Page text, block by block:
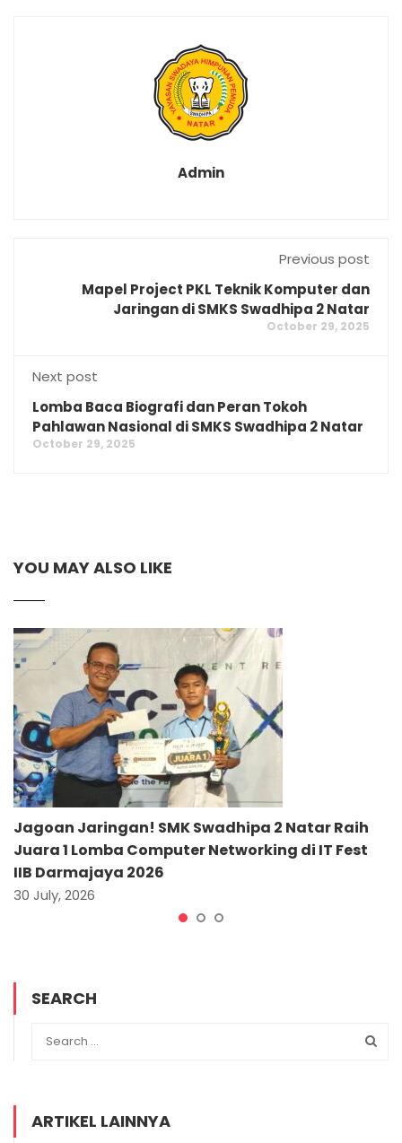
Admin
Previous post
Mapel Project PKL Teknik Komputer dan
Jaringan di SMKS Swadhipa 2 Natar
October 29, 2025
Next post
Lomba Baca Biografi dan Peran Tokoh
Pahlawan Nasional di SMKS Swadhipa 2 Natar
October 29, 2025
YOU MAY ALSO LIKE
Jagoan Jaringan! SMK Swadhipa 2 Natar Raih
Juara 1 Lomba Computer Networking di IT Fest
IIB Darmajaya 2026
30 July, 2026
SEARCH
ARTIKEL LAINNYA